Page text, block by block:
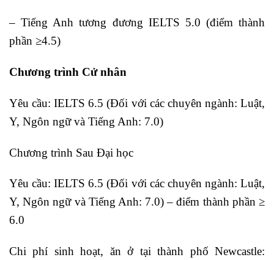
– Tiếng Anh tương đương IELTS 5.0 (điểm thành
phần ≥4.5)
Chương trình Cử nhân
Yêu cầu: IELTS 6.5 (Đối với các chuyên ngành: Luật,
Y, Ngôn ngữ và Tiếng Anh: 7.0)
Chương trình Sau Đại học
Yêu cầu: IELTS 6.5 (Đối với các chuyên ngành: Luật,
Y, Ngôn ngữ và Tiếng Anh: 7.0) – điểm thành phần ≥
6.0
Chi phí sinh hoạt, ăn ở tại thành phố Newcastle: